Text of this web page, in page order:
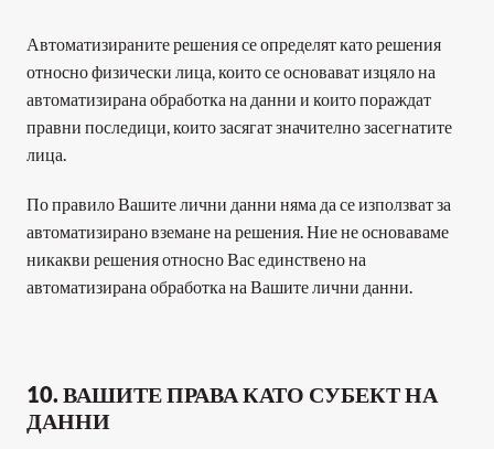
Автоматизираните решения се определят като решения
относно физически лица, които се основават изцяло на
автоматизирана обработка на данни и които пораждат
правни последици, които засягат значително засегнатите
лица.
По правило Вашите лични данни няма да се използват за
автоматизирано вземане на решения. Ние не основаваме
никакви решения относно Вас единствено на
автоматизирана обработка на Вашите лични данни.
10. ВАШИТЕ ПРАВА КАТО СУБЕКТ НА
ДАННИ